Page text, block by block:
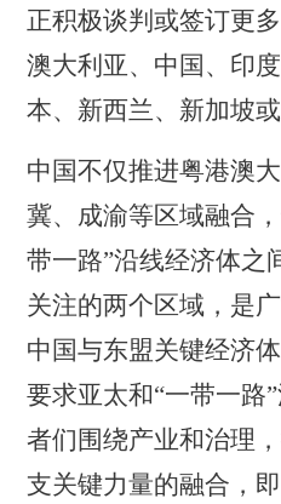
正积极谈判或签订更
澳大利亚、中国、印
本、新西兰、新加坡或
中国不仅推进粤港澳
冀、成渝等区域融合
带一路”沿线经济体之
关注的两个区域，是
中国与东盟关键经济
要求亚太和“一带一路
者们围绕产业和治理
支关键力量的融合，